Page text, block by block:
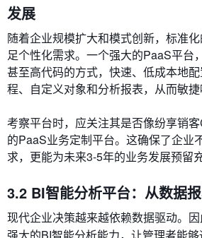
发展
随着企业规模扩大和模式创新，标准
足个性化需求。一个强大的PaaS平台
甚至高代码的方式，快速、低成本地
程、自定义对象和分析报表，从而敏捷
考察平台时，应关注其是否像纷享销
的PaaS业务定制平台。这确保了企业
求，更能为未来3-5年的业务发展预留
3.2 BI智能分析平台：从数据
现代企业决策越来越依赖数据驱动。因